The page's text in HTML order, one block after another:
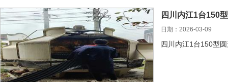
四川内江1台150
日期：2026-03-09
四川内江1台150型